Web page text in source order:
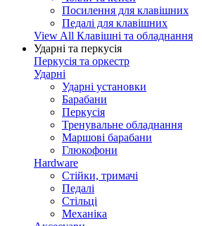
Посилення для клавішних
Педалі для клавішних
View All Клавішні та обладнання
Ударні та перкусія
Перкусія та оркестр
Ударні
Ударні установки
Барабани
Перкусія
Тренувальне обладнання
Маршові барабани
Глюкофони
Hardware
Стійки, тримачі
Педалі
Стільці
Механіка